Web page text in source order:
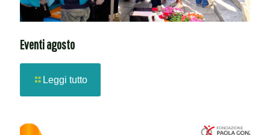
Eventi agosto
Leggi tutto